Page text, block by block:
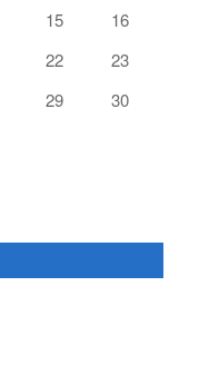
15
16
22
23
29
30